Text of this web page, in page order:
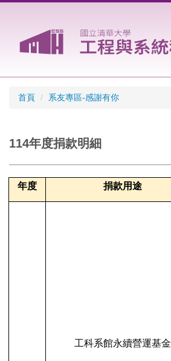
首頁
系友專區-感謝有你
114年度捐款明細
年度 捐款用途
工科系館永續營運基金